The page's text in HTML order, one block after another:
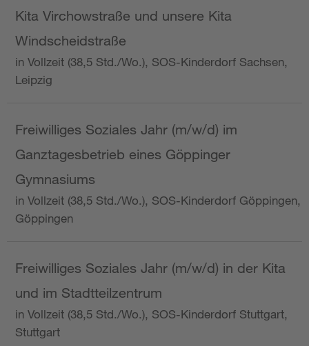
Kita Virchowstraße und unsere Kita
Windscheidstraße
in Vollzeit (38,5 Std./Wo.), SOS-Kinderdorf Sachsen,
Leipzig
Freiwilliges Soziales Jahr (m/w/d) im
Ganztagesbetrieb eines Göppinger
Gymnasiums
in Vollzeit (38,5 Std./Wo.), SOS-Kinderdorf Göppingen,
Göppingen
Freiwilliges Soziales Jahr (m/w/d) in der Kita
und im Stadtteilzentrum
in Vollzeit (38,5 Std./Wo.), SOS-Kinderdorf Stuttgart,
Stuttgart